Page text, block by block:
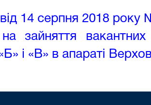
14 серпня 2018
зайняття
і «В» в апараті